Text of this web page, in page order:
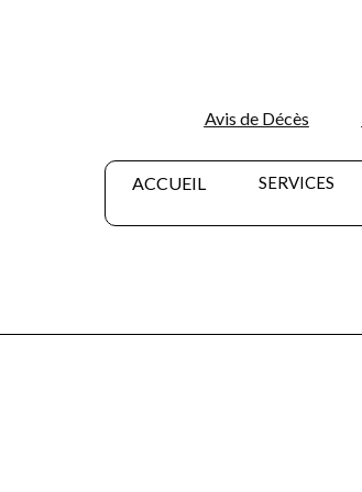
Avis de Décès
ACCUEIL SERVICES